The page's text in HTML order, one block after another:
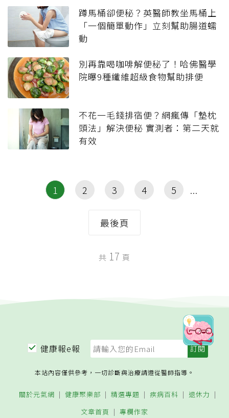
蹲馬桶卻便秘？英醫師教坐馬桶上
「一個簡單動作」立刻幫助腸道蠕
動
別再靠喝咖啡解便秘了！哈佛醫學
院曝9種纖維超級食物幫助排便
不花一毛錢排宿便？網瘋傳「墊枕
頭法」解決便秘 實測者：第二天就
有效
1 2 3 4 5
最後頁
共 17 頁
健康報e報
本站內容僅供參考，一切診斷與治療請遵從醫師指導。
關於元氣網 健康聚樂部 精選專題 疾病百科
退休力
文章首頁
專欄作家